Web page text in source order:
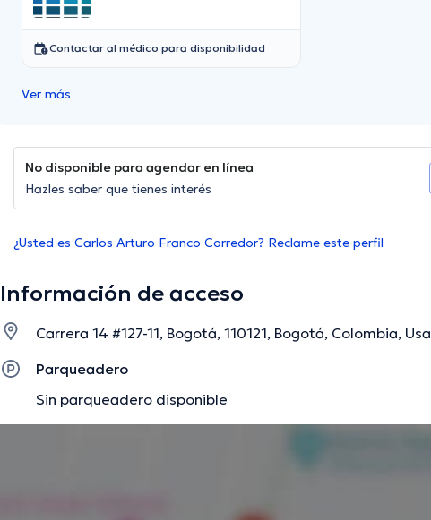
Contactar al médico para disponibilidad
Ver más
No disponible para agendar en línea
Hazles saber que tienes interés
¿Usted es Carlos Arturo Franco Corredor? Reclame este perfil
Información de acceso
Carrera 14 #127-11, Bogotá, 110121, Bogotá, Colombia,
Parqueadero
Sin parqueadero disponible